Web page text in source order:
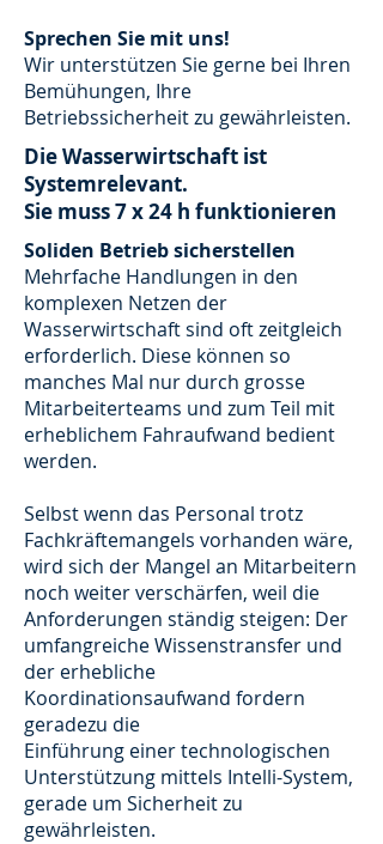
Sprechen Sie mit uns!
Wir unterstützen Sie gerne bei Ihren
Bemühungen, Ihre
Betriebssicherheit zu gewährleisten.
Die Wasserwirtschaft ist
Systemrelevant.
Sie muss 7 x 24 h funktionieren
Soliden Betrieb sicherstellen
Mehrfache Handlungen in den
komplexen Netzen der
Wasserwirtschaft sind oft zeitgleich
erforderlich. Diese können so
manches Mal nur durch grosse
Mitarbeiterteams und zum Teil mit
erheblichem Fahraufwand bedient
werden.
Selbst wenn das Personal trotz
Fachkräftemangels vorhanden wäre,
wird sich der Mangel an Mitarbeitern
noch weiter verschärfen, weil die
Anforderungen ständig steigen: Der
umfangreiche Wissenstransfer und
der erhebliche
Koordinationsaufwand fordern
geradezu die
Einführung einer technologischen
Unterstützung mittels Intelli-System,
gerade um Sicherheit zu
gewährleisten.